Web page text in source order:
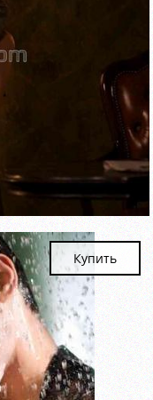
Купить